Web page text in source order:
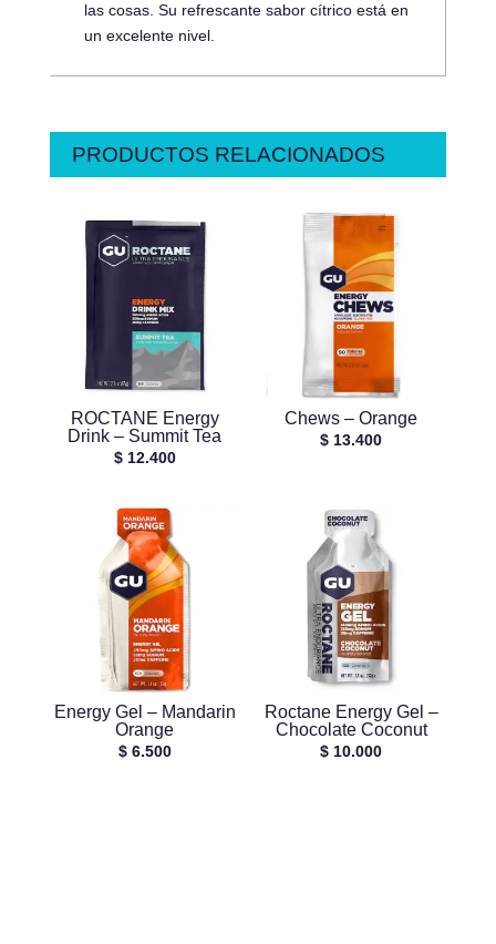
las cosas. Su refrescante sabor cítrico está en
un excelente nivel.
PRODUCTOS RELACIONADOS
ROCTANE Energy
Drink – Summit Tea
$12.400
Chews – Orange
$ 13.400
Energy Gel – Mandarin
Orange
$6.500
Roctane Energy Gel –
Chocolate Coconut
$ 10.000